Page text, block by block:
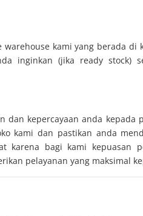
kami yang berada di
inginkan (jika ready stock)
dan kepercayaan anda kepada
kami dan pastikan anda
karena bagi kami kepuasan
pelayanan yang maksimal